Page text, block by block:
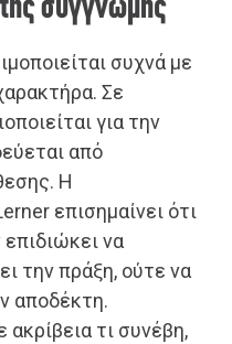
συγγνώμης
συχνά με
Σε
για την
από
Η
επισημαίνει ότι
να
την πράξη, ούτε να
αποδέκτη.
τι συνέβη,